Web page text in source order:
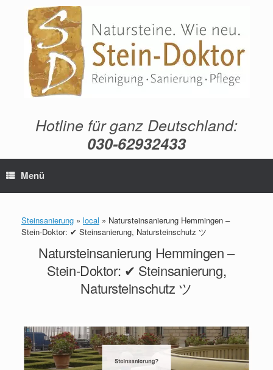
springen
Hotline für ganz Deutschland:
030-62932433
Menü
Steinsanierung » local » Natursteinsanierung Hemmingen –
Stein-Doktor: ✔ Steinsanierung, Natursteinschutz ツ
Natursteinsanierung Hemmingen –
Stein-Doktor: ✔ Steinsanierung,
Natursteinschutz ツ